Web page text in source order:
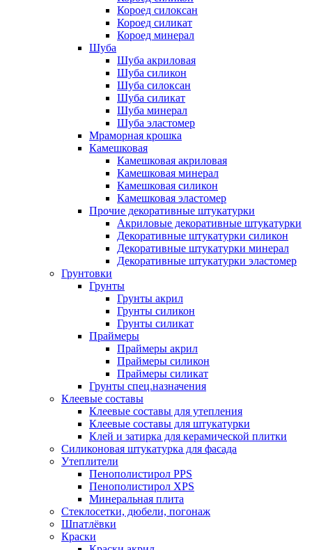
Короед силоксан
Короед силикат
Короед минерал
Шуба
Шуба акриловая
Шуба силикон
Шуба силоксан
Шуба силикат
Шуба минерал
Шуба эластомер
Мраморная крошка
Камешковая
Камешковая акриловая
Камешковая минерал
Камешковая силикон
Камешковая эластомер
Прочие декоративные штукатурки
Акриловые декоративные штукатурки
Декоративные штукатурки силикон
Декоративные штукатурки минерал
Декоративные штукатурки эластомер
Грунтовки
Грунты
Грунты акрил
Грунты силикон
Грунты силикат
Праймеры
Праймеры акрил
Праймеры силикон
Праймеры силикат
Грунты спец.назначения
Клеевые составы
Клеевые составы для утепления
Клеевые составы для штукатурки
Клей и затирка для керамической плитки
Силиконовая штукатурка для фасада
Утеплители
Пенополистирол PPS
Пенополистирол XPS
Минеральная плита
Стеклосетки, дюбели, погонаж
Шпатлёвки
Краски